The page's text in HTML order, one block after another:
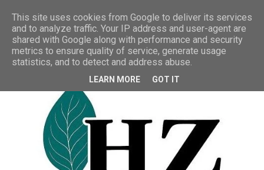
This site uses cookies from Google to deliver its services
and to analyze traffic. Your IP address and user-agent are
shared with Google along with performance and security
metrics to ensure quality of service, generate usage
statistics, and to detect and address abuse.
LEARN MORE GOT IT